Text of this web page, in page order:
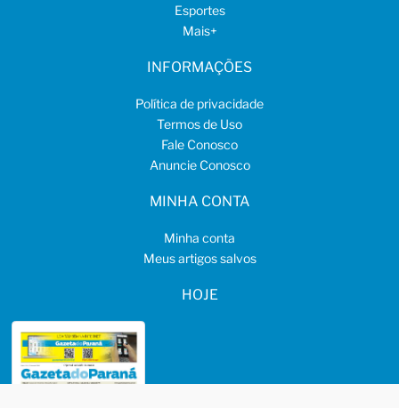
Esportes
Mais+
INFORMAÇÕES
Política de privacidade
Termos de Uso
Fale Conosco
Anuncie Conosco
MINHA CONTA
Minha conta
Meus artigos salvos
HOJE